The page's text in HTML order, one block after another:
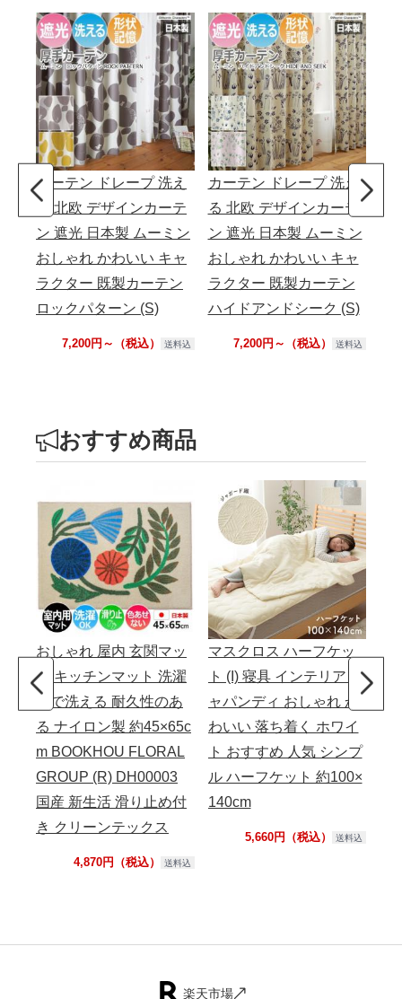
カーテン ドレープ 洗え
る 北欧 デザインカーテ
ン 遮光 日本製 ムーミン
おしゃれ かわいい キャ
ラクター 既製カーテン
ロックパターン (S)
7,200円～（税込） 送料込
カーテン ドレープ 洗え
る 北欧 デザインカーテ
ン 遮光 日本製 ムーミン
おしゃれ かわいい キャ
ラクター 既製カーテン
ハイドアンドシーク (S)
7,200円～（税込） 送料込
おすすめ商品
おしゃれ 屋内 玄関マッ
ト キッチンマット 洗濯
機で洗える 耐久性のあ
る ナイロン製 約45×65c
m BOOKHOU FLORAL
GROUP (R) DH00003
国産 新生活 滑り止め付
き クリーンテックス
4,870円（税込） 送料込
マスクロス ハーフケッ
ト (I) 寝具 インテリア ジ
ャパンディ おしゃれ か
わいい 落ち着く ホワイ
ト おすすめ 人気 シンプ
ル ハーフケット 約100×
140cm
5,660円（税込） 送料込
楽天市場